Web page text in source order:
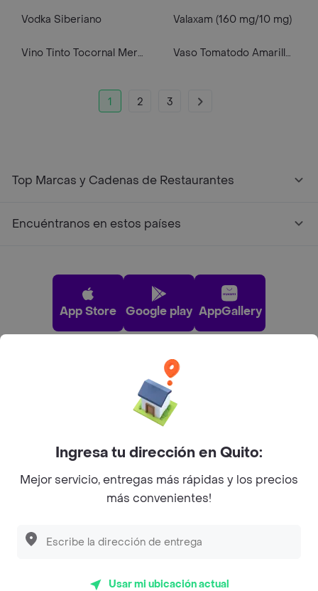
Vodka Siberiano Valaxam (160 mg/10 mg)
Vino Tinto Tocornal Merlot Vaso Tomatodo Amarillo 01901.A Funky Fish
1 2 3
Top Marcas y Cadenas de Restaurantes
Encuéntranos en estos países
App Store Google play AppGallery
Pide tu comida favorita cerca de ti
2026 Rappi Inc. All rights reserved.
Ingresa tu dirección en Quito:
Mejor servicio, entregas más rápidas y los precios
más convenientes!
Usar mi ubicación actual